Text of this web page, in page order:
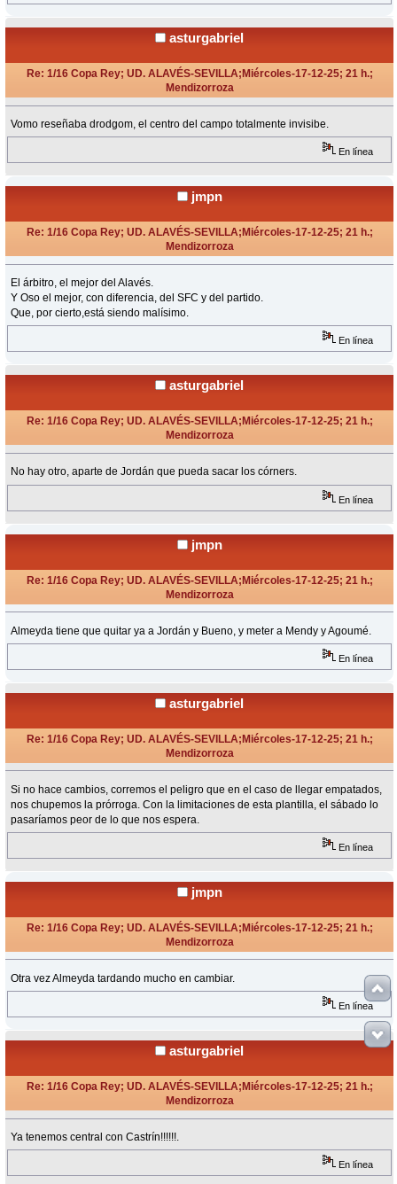
asturgabriel
Re: 1/16 Copa Rey; UD. ALAVÉS-SEVILLA;Miércoles-17-12-25; 21 h.;
Mendizorroza
Vomo reseñaba drodgom, el centro del campo totalmente invisibe.
En línea
jmpn
Re: 1/16 Copa Rey; UD. ALAVÉS-SEVILLA;Miércoles-17-12-25; 21 h.;
Mendizorroza
El árbitro, el mejor del Alavés.
Y Oso el mejor, con diferencia, del SFC y del partido.
Que, por cierto,está siendo malísimo.
En línea
asturgabriel
Re: 1/16 Copa Rey; UD. ALAVÉS-SEVILLA;Miércoles-17-12-25; 21 h.;
Mendizorroza
No hay otro, aparte de Jordán que pueda sacar los córners.
En línea
jmpn
Re: 1/16 Copa Rey; UD. ALAVÉS-SEVILLA;Miércoles-17-12-25; 21 h.;
Mendizorroza
Almeyda tiene que quitar ya a Jordán y Bueno, y meter a Mendy y Agoumé.
En línea
asturgabriel
Re: 1/16 Copa Rey; UD. ALAVÉS-SEVILLA;Miércoles-17-12-25; 21 h.;
Mendizorroza
Si no hace cambios, corremos el peligro que en el caso de llegar empatados,
nos chupemos la prórroga. Con la limitaciones de esta plantilla, el sábado lo
pasaríamos peor de lo que nos espera.
En línea
jmpn
Re: 1/16 Copa Rey; UD. ALAVÉS-SEVILLA;Miércoles-17-12-25; 21 h.;
Mendizorroza
Otra vez Almeyda tardando mucho en cambiar.
En línea
asturgabriel
Re: 1/16 Copa Rey; UD. ALAVÉS-SEVILLA;Miércoles-17-12-25; 21 h.;
Mendizorroza
Ya tenemos central con Castrín!!!!!!.
En línea